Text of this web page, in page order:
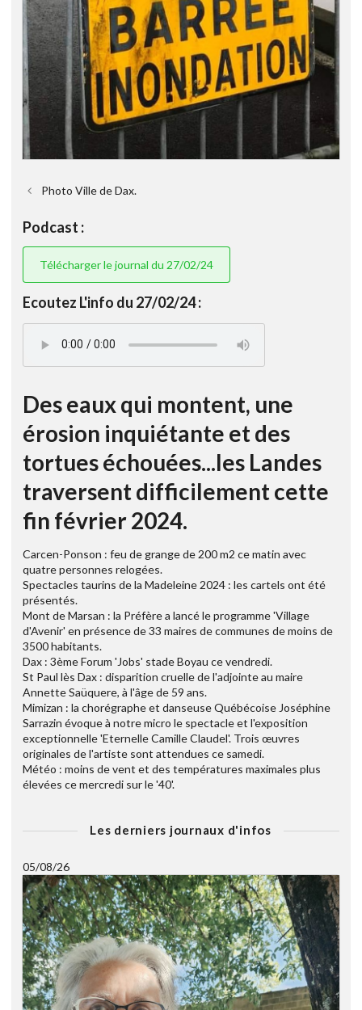
Photo Ville de Dax.
Podcast :
Télécharger le journal du 27/02/24
Ecoutez L'info du 27/02/24 :
Des eaux qui montent, une
érosion inquiétante et des
tortues échouées...les Landes
traversent difficilement cette
fin février 2024.
Carcen-Ponson : feu de grange de 200 m2 ce matin avec
quatre personnes relogées.
Spectacles taurins de la Madeleine 2024 : les cartels ont été
présentés.
Mont de Marsan : la Préfère a lancé le programme 'Village
d'Avenir' en présence de 33 maires de communes de moins de
3500 habitants.
Dax : 3ème Forum 'Jobs' stade Boyau ce vendredi.
St Paul lès Dax : disparition cruelle de l'adjointe au maire
Annette Saüquere, à l'âge de 59 ans.
Mimizan : la chorégraphe et danseuse Québécoise Joséphine
Sarrazin évoque à notre micro le spectacle et l'exposition
exceptionnelle 'Eternelle Camille Claudel'. Trois œuvres
originales de l'artiste sont attendues ce samedi.
Météo : moins de vent et des températures maximales plus
élevées ce mercredi sur le '40'.
Les derniers journaux d'infos
05/08/26